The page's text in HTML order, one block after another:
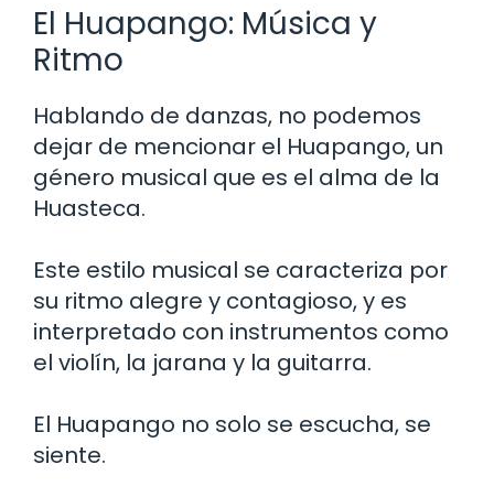
El Huapango: Música y
Ritmo
Hablando de danzas, no podemos
dejar de mencionar el Huapango, un
género musical que es el alma de la
Huasteca.
Este estilo musical se caracteriza por
su ritmo alegre y contagioso, y es
interpretado con instrumentos como
el violín, la jarana y la guitarra.
El Huapango no solo se escucha, se
siente.